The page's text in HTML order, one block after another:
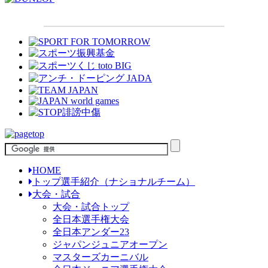
HOME
トップ選手紹介（ナショナルチーム）
大会・試合
大会・試合トップ
全日本選手権大会
全日本アンダー23
ジャパンジュニアオープン
マスターズカーニバル